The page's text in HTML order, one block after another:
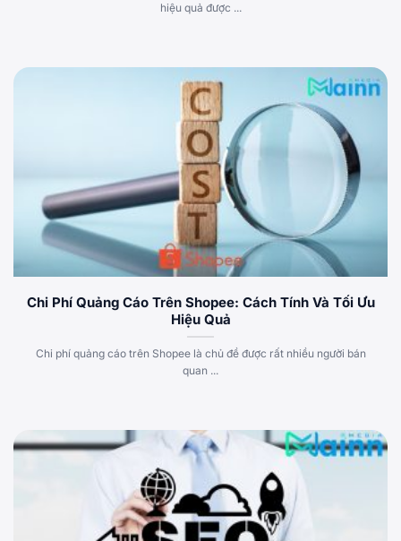
hiệu quả được ...
Chi Phí Quảng Cáo Trên Shopee: Cách Tính Và Tối Ưu
Hiệu Quả
Chi phí quảng cáo trên Shopee là chủ đề được rất nhiều người bán
quan ...